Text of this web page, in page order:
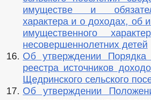
имуществе и
характера и о доходах, об
имущественного
несовершеннолетних детей
Об утверждении
реестра источников
Щедринского сельского
Об утверждении